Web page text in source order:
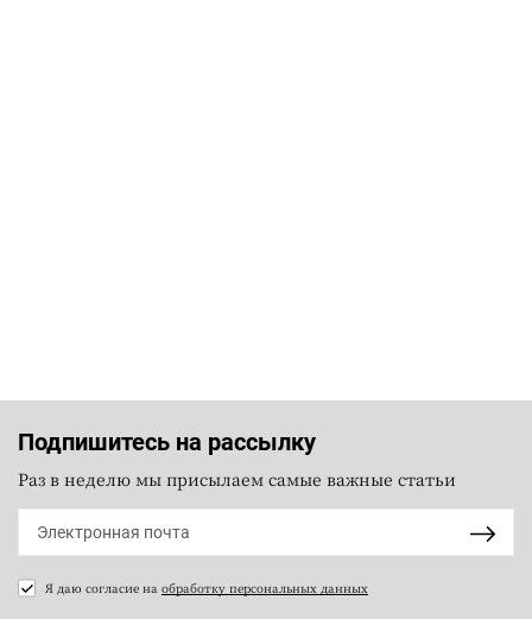
Подпишитесь на рассылку
Раз в неделю мы присылаем самые важные статьи
Я даю согласие на обработку персональных данных